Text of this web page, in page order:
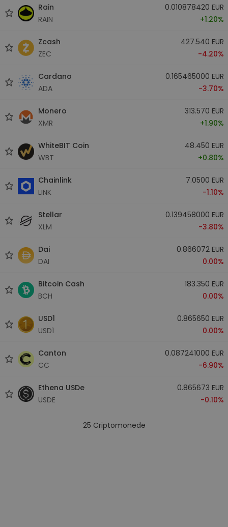
Rain
RAIN
0.010878420 EUR
+1.20%
Zcash
ZEC
427.540 EUR
-4.20%
Cardano
ADA
0.165465000 EUR
-3.70%
Monero
XMR
313.570 EUR
+1.90%
WhiteBIT Coin
WBT
48.450 EUR
+0.80%
Chainlink
LINK
7.0500 EUR
-1.10%
Stellar
XLM
0.139458000 EUR
-3.80%
Dai
DAI
0.866072 EUR
0.00%
Bitcoin Cash
BCH
183.350 EUR
0.00%
USD1
USD1
0.865650 EUR
0.00%
Canton
CC
0.087241000 EUR
-6.90%
Ethena USDe
USDE
0.865673 EUR
-0.10%
25 Criptomonede